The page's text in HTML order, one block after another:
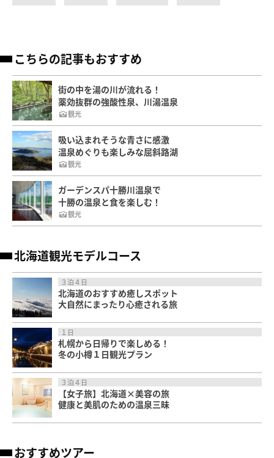
こちらの記事もおすすめ
街の中を湯の川が流れる！
薬効抜群の強酸性泉、川湯温泉
観光
吸い込まれそうな青さに感激
温泉めぐりも楽しみな屈斜路湖
観光
ガーデンスパ十勝川温泉で
十勝の温泉と食を楽しむ！
観光
北海道観光モデルコース
３泊４日
北海道のおすすめ癒しスポット
大自然にまったり心癒される旅
１日
札幌から日帰りで楽しめる！
冬の小樽１日観光プラン
３泊４日
【女子旅】北海道×美容の旅
健康と美肌のための温泉三昧
おすすめツアー